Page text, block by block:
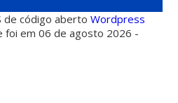
de código abertoWordpress
foi em 06 de agosto 2026 -